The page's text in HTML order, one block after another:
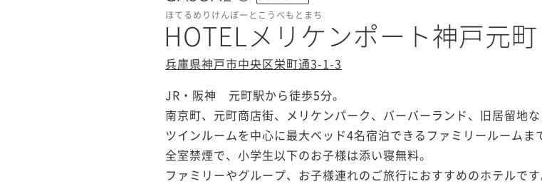
ほてるめりけんぽーとこうべもとまち
HOTELメリケンポート神戸元町
兵庫県神戸市中央区栄町通3-1-3
JR・阪神　元町駅から徒歩5分。
南京町、元町商店街、メリケンパーク、バーバーランド、旧居留地
ツインルームを中心に最大ベッド4名宿泊できるファミリールームま
全室禁煙で、小学生以下のお子様は添い寝無料。
ファミリーやグループ、お子様連れのご旅行におすすめのホテルです